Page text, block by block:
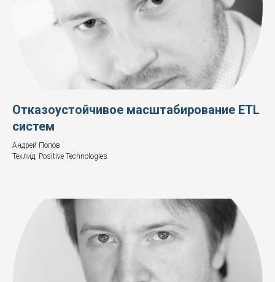
Отказоустойчивое масштабирование ETL
систем
Андрей Попов
Техлид, Positive Technologies